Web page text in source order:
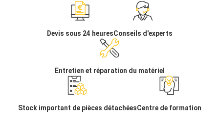
Devis sous 24 heuresConseils d'experts
Entretien et réparation du matériel
Stock important de pièces détachéesCentre de formation